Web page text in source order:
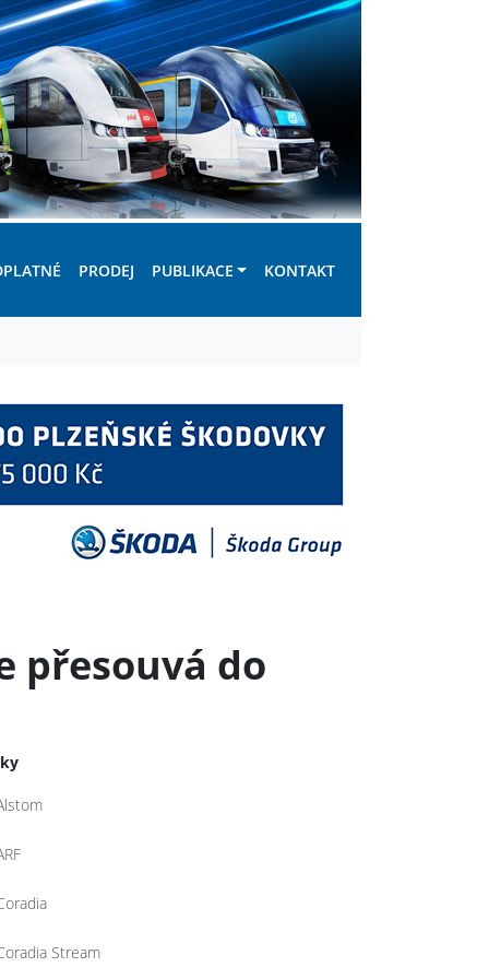
PRODEJ PUBLIKACE KONTAKT
přesouvá do
Stream